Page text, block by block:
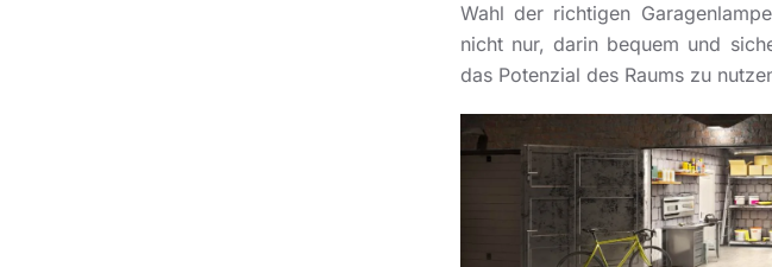
Wahl der richtigen
nicht nur, darin bequem und
das Potenzial des Raums zu